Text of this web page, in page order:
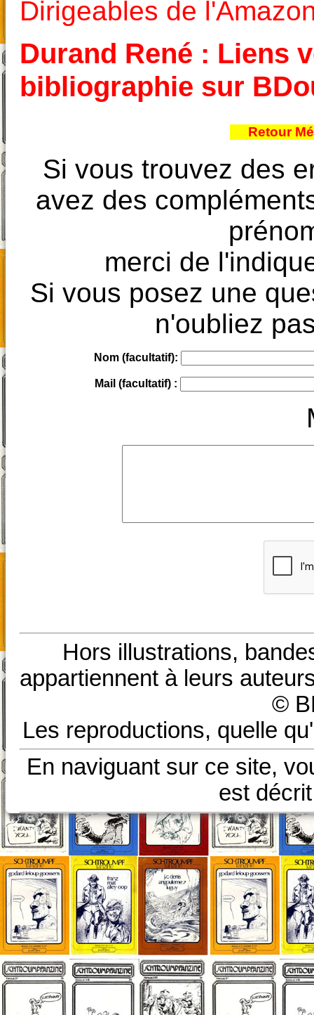
Dirigeables de
Durand René : Liens
bibliographie sur
Retour
Si vous trouvez des
avez des
merci de
Si vous posez une
n'oubliez
Nom (facultatif):
Mail (facultatif) :
Hors illustrations,
appartiennent à leurs
©
Les reproductions, quelle
En naviguant sur ce site,
est